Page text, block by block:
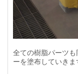
全ての樹脂パーツ
ーを塗布していきま